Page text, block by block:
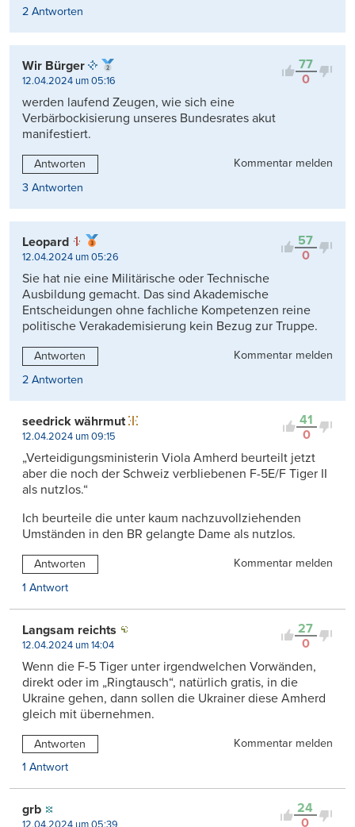
2 Antworten
77
0
Wir Bürger
12.04.2024 um 05:16
werden laufend Zeugen, wie sich eine
Verbärbockisierung unseres Bundesrates akut
manifestiert.
Antworten
Kommentar melden
3 Antworten
57
0
Leopard
12.04.2024 um 05:26
Sie hat nie eine Militärische oder Technische
Ausbildung gemacht. Das sind Akademische
Entscheidungen ohne fachliche Kompetenzen reine
politische Verakademisierung kein Bezug zur Truppe.
Antworten
Kommentar melden
2 Antworten
41
0
seedrick währmut
12.04.2024 um 09:15
„Verteidigungsministerin Viola Amherd beurteilt jetzt
aber die noch der Schweiz verbliebenen F-5E/F Tiger II
als nutzlos.“
Ich beurteile die unter kaum nachzuvollziehenden
Umständen in den BR gelangte Dame als nutzlos.
Antworten
Kommentar melden
1 Antwort
27
0
Langsam reichts
12.04.2024 um 14:04
Wenn die F-5 Tiger unter irgendwelchen Vorwänden,
direkt oder im „Ringtausch“, natürlich gratis, in die
Ukraine gehen, dann sollen die Ukrainer diese Amherd
gleich mit übernehmen.
Antworten
Kommentar melden
1 Antwort
24
0
grb